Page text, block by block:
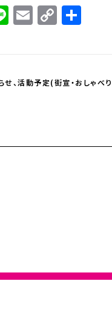
LineEmail
Copy
Link
せ、活動予定(街宣・おしゃべり